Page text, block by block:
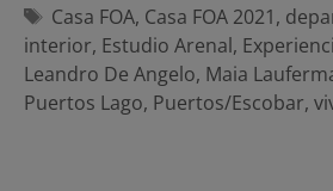
Etiquetas
Casa FOA, Casa FOA 2021,
interior, Estudio Arenal,
Leandro De Angelo, Maia
Puertos Lago, Puertos/Escobar,